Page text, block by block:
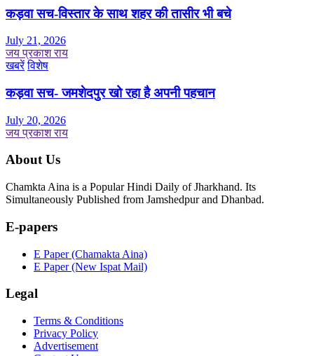
कड़वा सच-विस्तार के साथ शहर की तासीर भी बचे
July 21, 2026
जय प्रकाश राय
खबरें विशेष
कड़वा सच- जमशेदपुर खो रहा है अपनी पहचान
July 20, 2026
जय प्रकाश राय
About Us
Chamkta Aina is a Popular Hindi Daily of Jharkhand. Its
Simultaneously Published from Jamshedpur and Dhanbad.
E-papers
E Paper (Chamakta Aina)
E Paper (New Ispat Mail)
Legal
Terms & Conditions
Privacy Policy
Advertisement